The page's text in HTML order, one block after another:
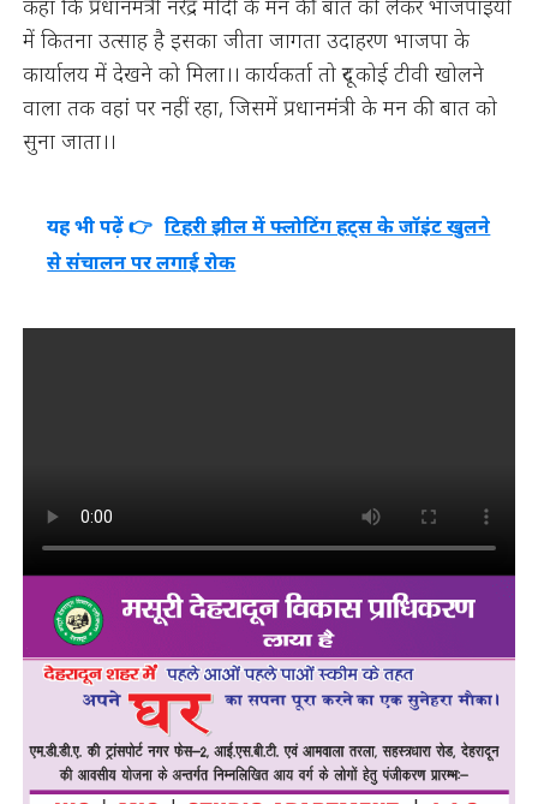
कहा कि प्रधानमंत्री नरेंद्र मोदी के मन की बात को लेकर भाजपाइयों
में कितना उत्साह है इसका जीता जागता उदाहरण भाजपा के
कार्यालय में देखने को मिला।। कार्यकर्ता तो दूर कोई टीवी खोलने
वाला तक वहां पर नहीं रहा, जिसमें प्रधानमंत्री के मन की बात को
सुना जाता।।
यह भी पढ़ें 👉 टिहरी झील में फ्लोटिंग हट्स के जॉइंट खुलने
से संचालन पर लगाई रोक